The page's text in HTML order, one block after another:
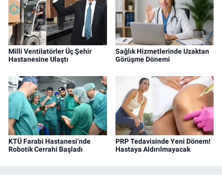
Milli Ventilatörler Üç Şehir
Hastanesine Ulaştı
Sağlık Hizmetlerinde Uzaktan
Görüşme Dönemi
KTÜ Farabi Hastanesi’nde
Robotik Cerrahi Başladı
PRP Tedavisinde Yeni Dönem!
Hastaya Aldırılmayacak